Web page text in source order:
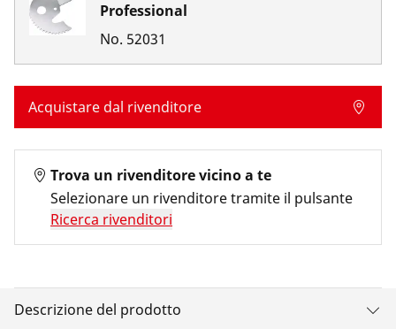
Professional
No. 52031
Acquistare dal rivenditore
Trova un rivenditore vicino a te
Selezionare un rivenditore tramite il pulsante
Ricerca rivenditori
Descrizione del prodotto